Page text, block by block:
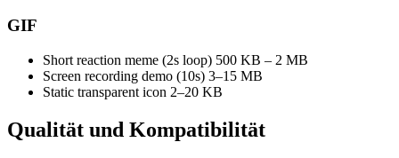
GIF
Short reaction meme (2s loop) 500 KB – 2 MB
Screen recording demo (10s) 3–15 MB
Static transparent icon 2–20 KB
Qualität und Kompatibilität